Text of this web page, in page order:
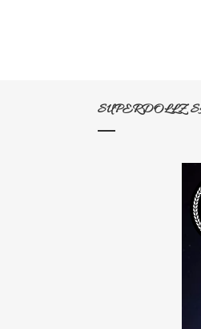
SUPERDOLLZ